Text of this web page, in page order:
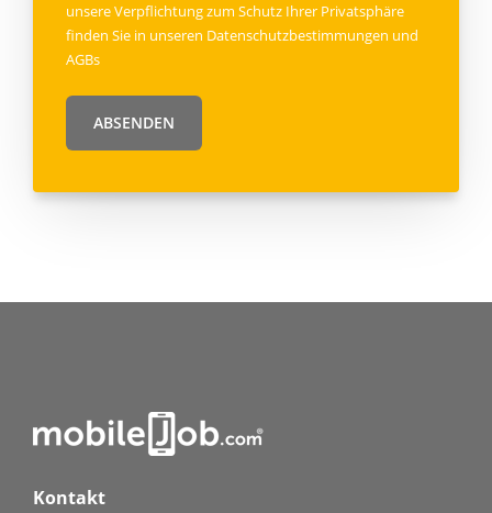
unsere Verpflichtung zum Schutz Ihrer Privatsphäre
finden Sie in unseren Datenschutzbestimmungen und
AGBs
Kontakt